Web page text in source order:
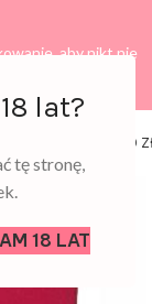
lat?
tę stronę,
18 LAT
aby nikt nie
0,00